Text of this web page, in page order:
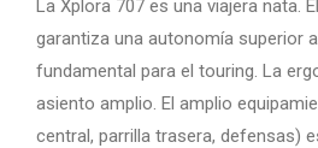
La Xplora 707 es una viajera nata.
garantiza una autonomía superior
fundamental para el touring. La
asiento amplio. El amplio
central, parrilla trasera, defensas)